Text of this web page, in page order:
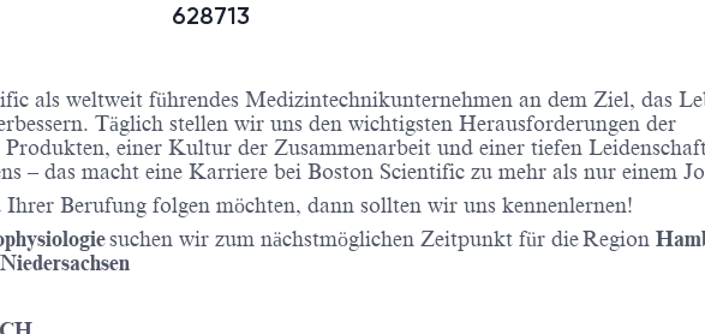
628713
als weltweit führendes Medizintechnikunternehmen an dem Ziel, das
Täglich stellen wir uns den wichtigsten Herausforderungen der
einer Kultur der Zusammenarbeit und einer tiefen
– das macht eine Karriere bei Boston Scientific zu mehr als nur einem
Berufung folgen möchten, dann sollten wir uns kennenlernen!
suchen wir zum nächstmöglichen Zeitpunkt für die Region